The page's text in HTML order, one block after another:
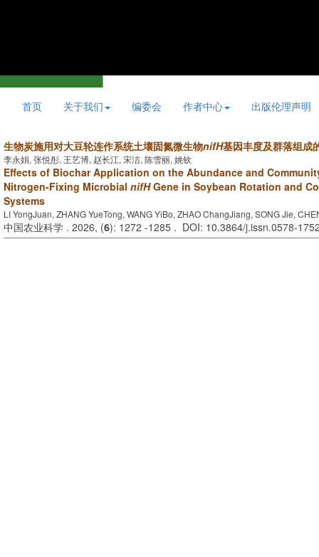
首页 关于我们 编委会 作者中心 出版伦理声明
生物炭施用对大豆轮连作系统土壤固氮微生物nifH基因丰度及群落组成
李永娟, 张悦彤, 王艺博, 赵长江, 宋洁, 陈雪丽, 姚钦
Effects of Biochar Application on the Abundance and
Nitrogen-Fixing Microbial nifHGene in Soybean Rotation and
Systems
LI YongJuan, ZHANG YueTong, WANG YiBo, ZHAO ChangJiang, SONG Jie,
中国农业科学 . 2026, (6): 1272 -1285 . DOI: 10.3864/j.issn.0578-